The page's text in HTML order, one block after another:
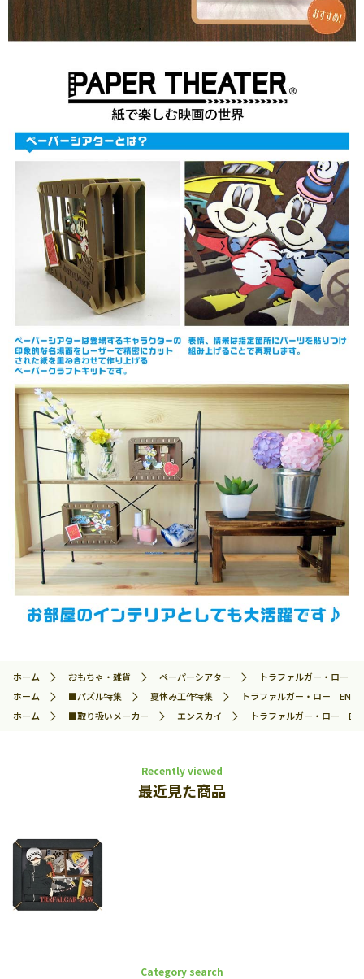
ホーム おもちゃ・雑貨 ペーパーシアター
トラファルガー・ロー
ホーム
■パズル特集 夏休み工作特集
トラファルガー・ロー
ホーム
■取り扱いメーカー エンスカイ トラファルガー・ロー
Recently viewed
最近見た商品
Category search